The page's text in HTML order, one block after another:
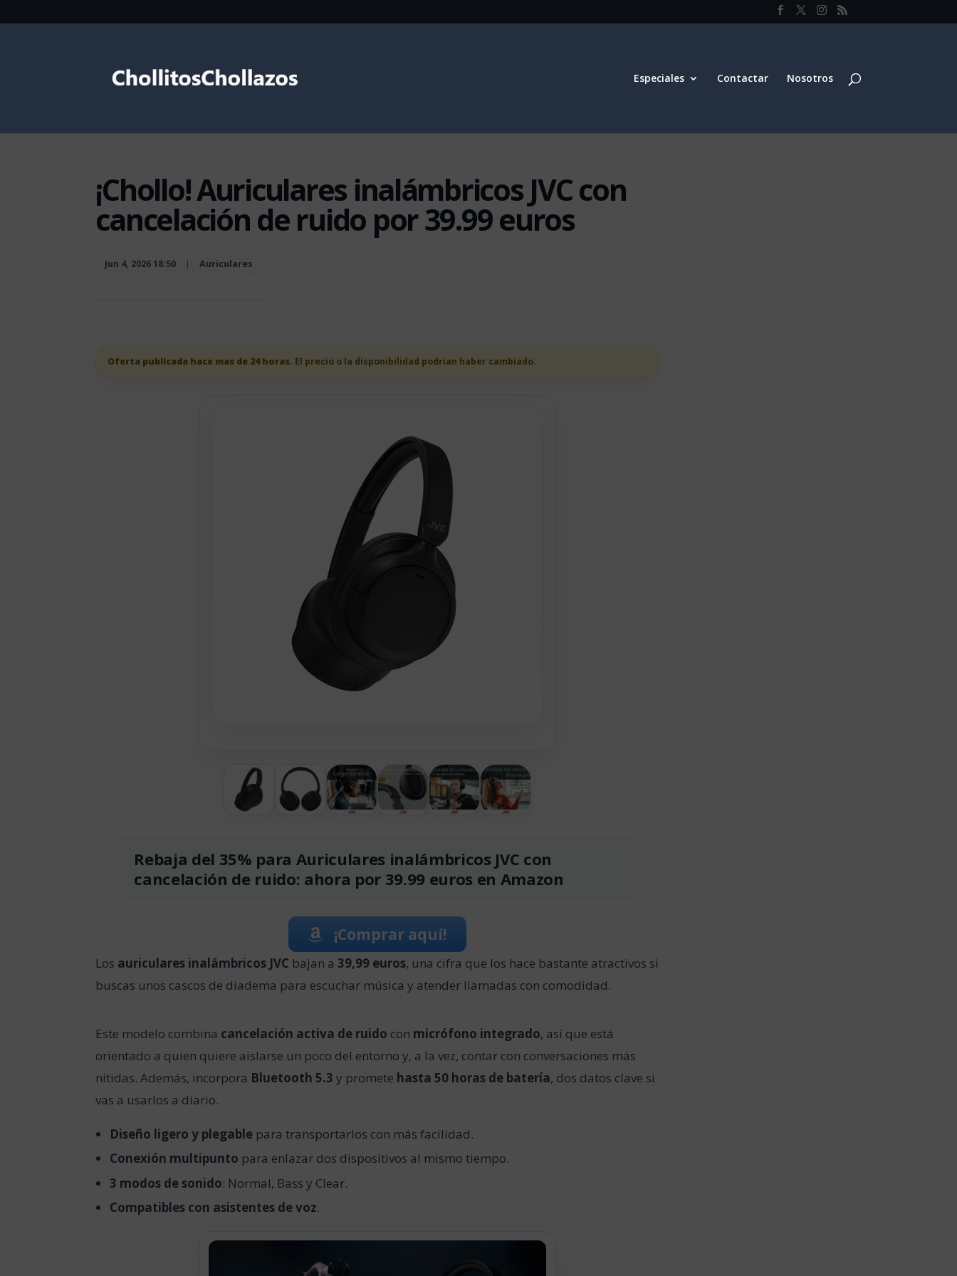
Especiales Contactar Nosotros
¡Chollo! Auriculares inalámbricos JVC con
cancelación de ruido por 39.99 euros
Jun 4, 2026 18:50 | Auriculares
Oferta publicada hace mas de 24 horas. El precio o la disponibilidad podrian haber cambiado.
Rebaja del 35% para Auriculares inalámbricos JVC con
cancelación de ruido: ahora por 39.99 euros en Amazon
¡Comprar aquí!
Los auriculares inalámbricos JVC bajan a39,99 euros, una cifra que los hace bastante atractivos si
buscas unos cascos de diadema para escuchar música y atender llamadas con comodidad.
Este modelo combina cancelación activa de ruido con micrófono integrado, así que está
orientado a quien quiere aislarse un poco del entorno y, a la vez, contar con conversaciones más
nítidas. Además, incorpora Bluetooth 5.3 y promete hasta 50 horas de batería, dos datos clave si
vas a usarlos a diario.
Diseño ligero y plegablepara transportarlos con más facilidad.
Conexión multipunto para enlazar dos dispositivos al mismo tiempo.
3 modos de sonido: Normal, Bass y Clear.
Compatibles con asistentes de voz.